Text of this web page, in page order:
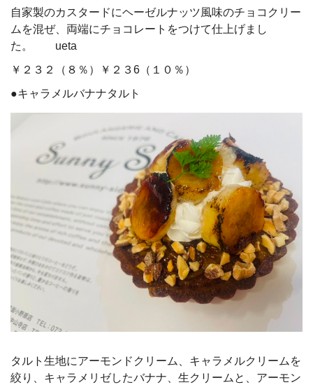
自家製のカスタードにヘーゼルナッツ風味のチョコクリー
ムを混ぜ、両端にチョコレートをつけて仕上げまし
た。 ueta
￥２３２（８％）￥２３6（１０％）
●キャラメルバナナタルト
タルト生地にアーモンドクリーム、キャラメルクリームを
絞り、キャラメリゼしたバナナ、生クリームと、アーモン